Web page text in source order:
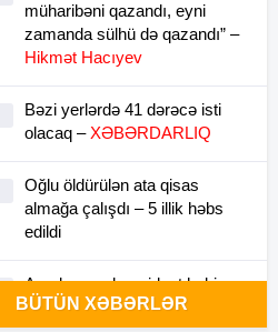
müharibəni qazandı, eyni
zamanda sülhü də qazandı” –
Hikmət Hacıyev
Bəzi yerlərdə 41 dərəcə isti
olacaq –XƏBƏRDARLIQ
Oğlu öldürülən ata qisas
almağa çalışdı – 5 illik həbs
edildi
Azərbaycanlı rezident həkim
Türkiyədə intihara cəhd edib
BÜTÜN XƏBƏRLƏR